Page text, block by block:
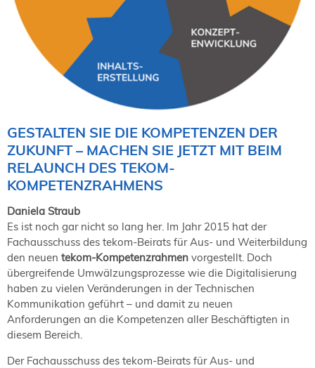
NORDIC TechKomm Kopenhagen
23.-24. September 2026
tekom-Jahrestagung 2026
10.-12. November, 2026 in Stuttgart
Expertenrat
Publikationen
Stellenangebote
Stellengesuche
Regionalgruppen
Downloadbereich
GESTALTEN SIE DIE KOMPETENZEN DER
ZUKUNFT – MACHEN SIE JETZT MIT BEIM
RELAUNCH DES TEKOM-
KOMPETENZRAHMENS
Daniela Straub
Es ist noch gar nicht so lang her. Im Jahr 2015 hat der
Fachausschuss des tekom-Beirats für Aus- und Weiterbildung
den neuen tekom-Kompetenzrahmen vorgestellt. Doch
übergreifende Umwälzungsprozesse wie die Digitalisierung
haben zu vielen Veränderungen in der Technischen
Kommunikation geführt – und damit zu neuen
Anforderungen an die Kompetenzen aller Beschäftigten in
diesem Bereich.
Der Fachausschuss des tekom-Beirats für Aus- und